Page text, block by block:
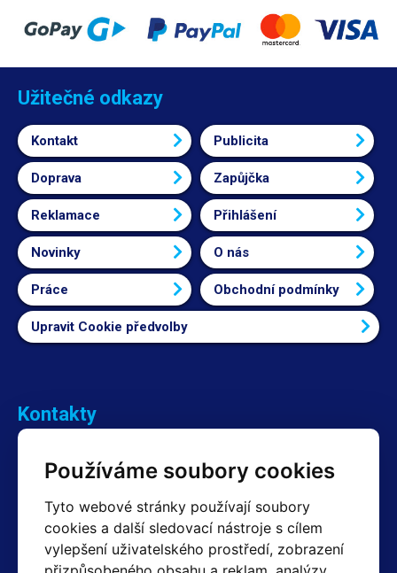
Používáme soubory cookies
Tyto webové stránky používají soubory
cookies a další sledovací nástroje s cílem
vylepšení uživatelského prostředí, zobrazení
Užitečné odkazy
Kontakt Publicita
Doprava Zapůjčka
Reklamace Přihlášení
Novinky O nás
Práce Obchodní podmínky
Upravit Cookie předvolby
Kontakty
+420 603 357 606 +420 605 234 204
Fakturační a expediční oddělení
+420 605 259 759 (Po–Pá: 7:30 – 15:00)